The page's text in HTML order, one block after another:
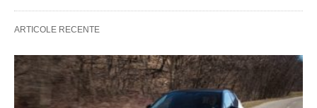
ARTICOLE RECENTE